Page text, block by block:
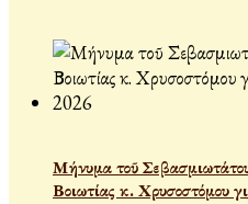
Μήνυμα τοῦ
Βοιωτίας κ. Χρυσοστόμου